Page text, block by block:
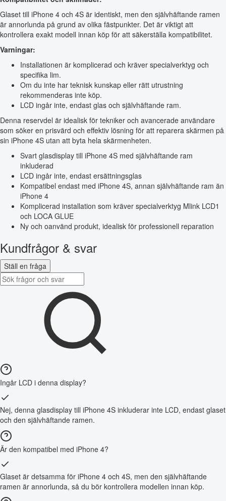
Glaset till iPhone 4 och 4S är identiskt, men den självhäftande ramen
är annorlunda på grund av olika fästpunkter. Det är viktigt att
kontrollera exakt modell innan köp för att säkerställa kompatibilitet.
Varningar:
Installationen är komplicerad och kräver specialverktyg och
specifika lim.
Om du inte har teknisk kunskap eller rätt utrustning
rekommenderas inte köp.
LCD ingår inte, endast glas och självhäftande ram.
Denna reservdel är idealisk för tekniker och avancerade användare
som söker en prisvärd och effektiv lösning för att reparera skärmen på
sin iPhone 4S utan att byta hela skärmenheten.
Svart glasdisplay till iPhone 4S med självhäftande ram
inkluderad
LCD ingår inte, endast ersättningsglas
Kompatibel endast med iPhone 4S, annan självhäftande ram än
iPhone 4
Komplicerad installation som kräver specialverktyg Mlink LCD1
och LOCA GLUE
Ny och oanvänd produkt, idealisk för professionell reparation
Kundfrågor & svar
Ställ en fråga
Ingår LCD i denna display?
Nej, denna glasdisplay till iPhone 4S inkluderar inte LCD, endast glaset
och den självhäftande ramen.
Är den kompatibel med iPhone 4?
Glaset är detsamma för iPhone 4 och 4S, men den självhäftande
ramen är annorlunda, så du bör kontrollera modellen innan köp.